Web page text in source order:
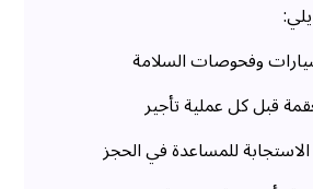
وفحوصات السلامة
قبل كل عملية تأجير
للمساعدة في الحجز